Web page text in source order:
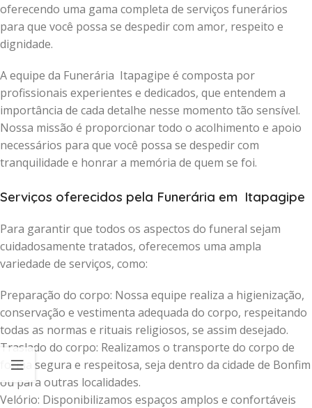
oferecendo uma gama completa de serviços funerários
para que você possa se despedir com amor, respeito e
dignidade.
A equipe da Funerária Itapagipe é composta por
profissionais experientes e dedicados, que entendem a
importância de cada detalhe nesse momento tão sensível.
Nossa missão é proporcionar todo o acolhimento e apoio
necessários para que você possa se despedir com
tranquilidade e honrar a memória de quem se foi.
Serviços oferecidos pela Funerária em Itapagipe
Para garantir que todos os aspectos do funeral sejam
cuidadosamente tratados, oferecemos uma ampla
variedade de serviços, como:
Preparação do corpo: Nossa equipe realiza a higienização,
conservação e vestimenta adequada do corpo, respeitando
todas as normas e rituais religiosos, se assim desejado.
Traslado do corpo: Realizamos o transporte do corpo de
forma segura e respeitosa, seja dentro da cidade de Bonfim
ou para outras localidades.
Velório: Disponibilizamos espaços amplos e confortáveis